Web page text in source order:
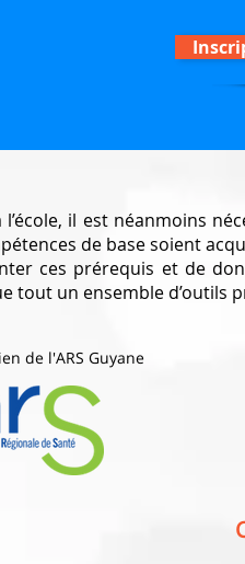
il est néanmoins
de base soient
ces prérequis et de
tout un ensemble d’outils
de l'ARS Guyane